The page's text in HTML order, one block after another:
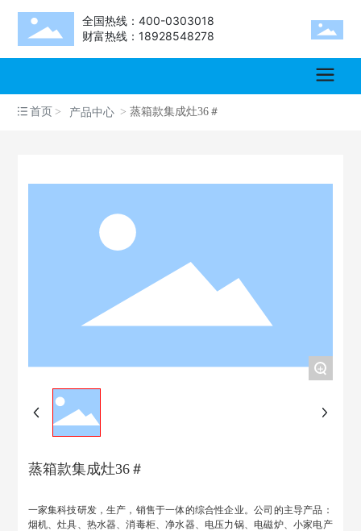
全国热线：400-0303018
财富热线：18928548278
首页 产品中心 蒸箱款集成灶36＃
+
蒸箱款集成灶36＃
一家集科技研发，生产，销售于一体的综合性企业。公司的主导产品：
烟机、灶具、热水器、消毒柜、净水器、电压力锅、电磁炉、小家电产